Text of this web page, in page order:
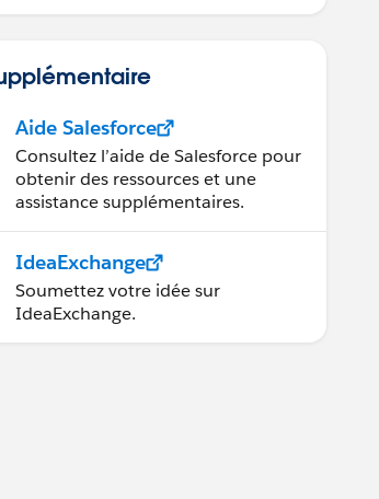
>
opportunity related to
Aide Salesforce
Consultez l’aide de Salesforce pour
obtenir des ressources et une
assistance supplémentaires.
IdeaExchange
Soumettez votre idée sur
IdeaExchange.